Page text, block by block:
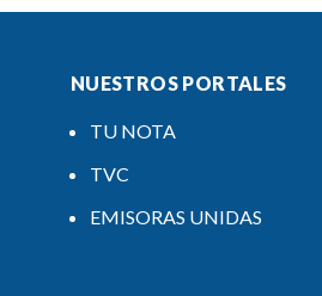
NUESTROS PORTALES
TU NOTA
TVC
EMISORAS UNIDAS